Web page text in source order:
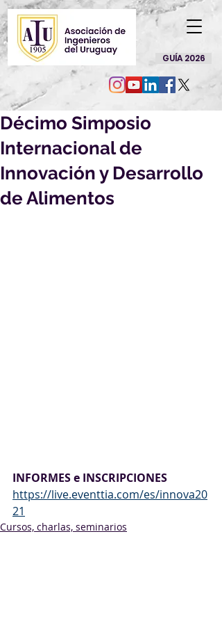
GUÍA 2026
Décimo Simposio
Internacional de
Innovación y Desarrollo
de Alimentos
INFORMES e INSCRIPCIONES
https://live.eventtia.com/es/innova20
21
Cursos, charlas, seminarios